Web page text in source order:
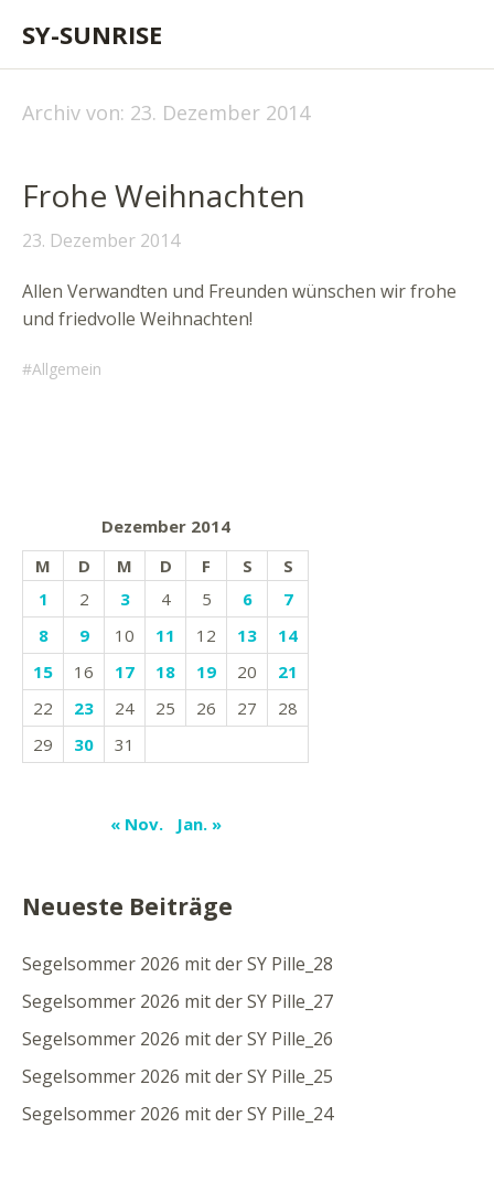
SY-SUNRISE
Archiv von: 23. Dezember 2014
Frohe Weihnachten
23. Dezember 2014
Allen Verwandten und Freunden wünschen wir frohe
und friedvolle Weihnachten!
Allgemein
Dezember 2014
M
D M D F S
S
1
2 3 4 5 6
7
8
9 10 11 12 13
14
15
16 17 18 19 20
21
22
23 24 25 26 27
28
29
30 31
« Nov. Jan. »
Neueste Beiträge
Segelsommer 2026 mit der SY Pille_28
Segelsommer 2026 mit der SY Pille_27
Segelsommer 2026 mit der SY Pille_26
Segelsommer 2026 mit der SY Pille_25
Segelsommer 2026 mit der SY Pille_24